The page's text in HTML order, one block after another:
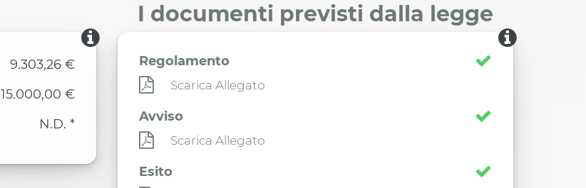
9.303,26 €
15.000,00 €
N.D. *
I documenti previsti dalla legge
Regolamento
Scarica Allegato
Avviso
Scarica Allegato
Esito